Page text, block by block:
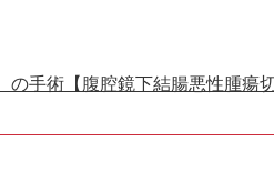
の手術【腹腔鏡下結腸悪性腫瘍